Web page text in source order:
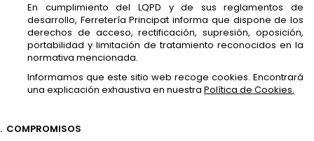
En cumplimiento del LQPD y de sus reglamentos de
desarrollo, Ferretería Principat informa que dispone de los
derechos de acceso, rectificación, supresión, oposición,
portabilidad y limitación de tratamiento reconocidos en la
normativa mencionada.
Informamos que este sitio web recoge cookies. Encontrará
una explicación exhaustiva en nuestra Política de Cookies.
COMPROMISOS